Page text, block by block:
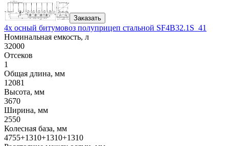
Заказать
4х осный битумовоз полуприцеп стальной SF4B32.1S_41
Номинальная емкость, л
32000
Отсеков
1
Общая длина, мм
12081
Высота, мм
3670
Ширина, мм
2550
Колесная база, мм
4755+1310+1310+1310